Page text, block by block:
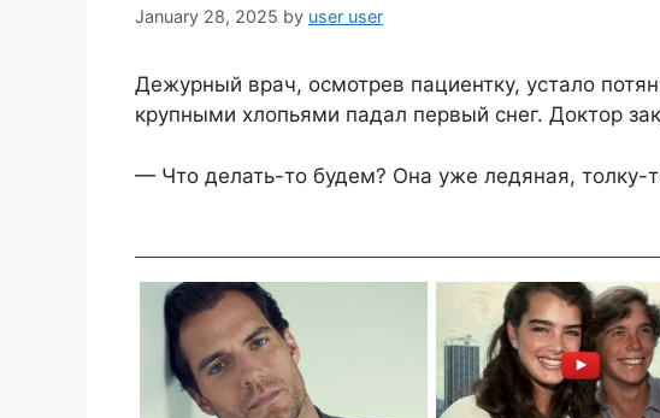
January 28, 2025 by user user
Дежурный врач, осмотрев пациентку, устало
крупными хлопьями падал первый снег. Доктор
— Что делать-то будем? Она уже ледяная, толку-